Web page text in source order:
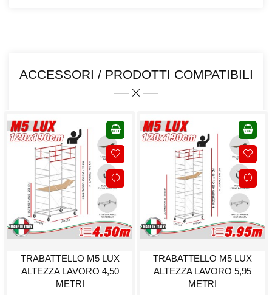
ACCESSORI / PRODOTTI COMPATIBILI
TRABATTELLO M5 LUX
ALTEZZA LAVORO 4,50
METRI
TRABATTELLO M5 LUX
ALTEZZA LAVORO 5,95
METRI